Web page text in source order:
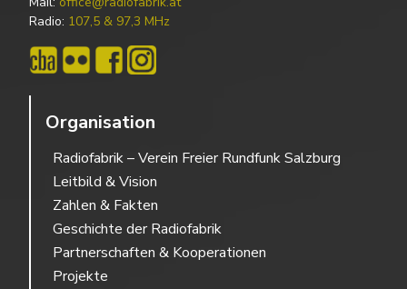
Radio: 107,5 & 97,3 MHz
Organisation
Radiofabrik – Verein Freier Rundfunk Salzburg
Leitbild & Vision
Zahlen & Fakten
Geschichte der Radiofabrik
Partnerschaften & Kooperationen
Projekte